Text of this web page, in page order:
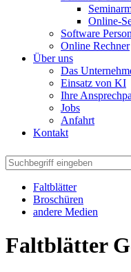
Online-
Software
Online Rechner
Über uns
Das
Einsatz von KI
Ihre
Jobs
Anfahrt
Kontakt
Faltblätter
Broschüren
andere Medien
Faltblätter